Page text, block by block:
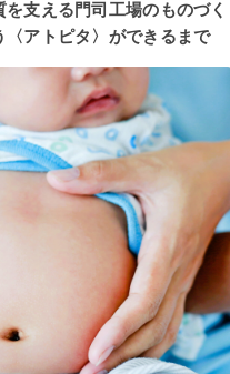
を支える門司工場のものづく
〈アトピタ〉ができるまで